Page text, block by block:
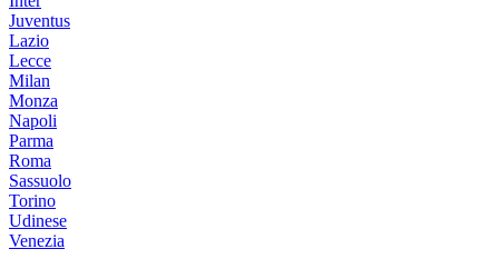
Juventus
Lazio
Lecce
Milan
Monza
Napoli
Parma
Roma
Sassuolo
Torino
Udinese
Venezia